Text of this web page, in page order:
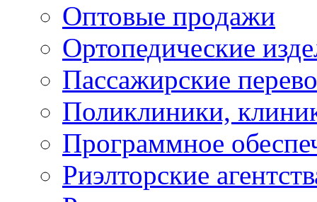
Оптовые продажи
Ортопедические
Пассажирские
Поликлиники,
Программное
Риэлторские